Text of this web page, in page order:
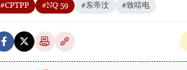
#CPTPP #NQ 59 #东帝汶 #致唁电